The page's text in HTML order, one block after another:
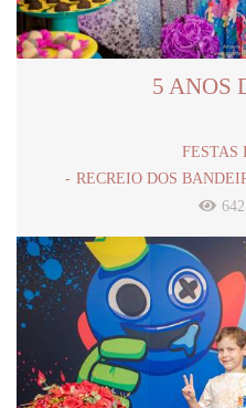
5 ANOS
FESTAS
RECREIO DOS
642